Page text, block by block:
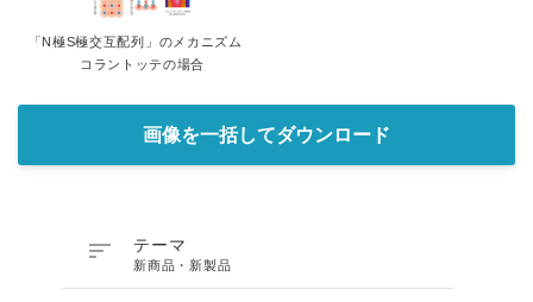
「N極S極交互配列」のメカニズム
コラントッテの場合
画像を一括してダウンロード
 テーマ
新商品・新製品